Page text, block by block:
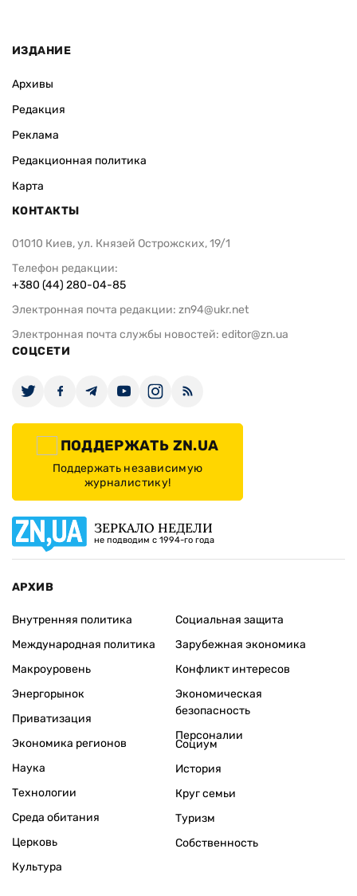
ИЗДАНИЕ
Архивы
Редакция
Реклама
Редакционная политика
Карта
КОНТАКТЫ
01010 Киев, ул. Князей Острожских, 19/1
Телефон редакции:
+380 (44) 280-04-85
Электронная почта редакции: zn94@ukr.net
Электронная почта службы новостей: editor@zn.ua
СОЦСЕТИ
ПОДДЕРЖАТЬ ZN.UA
Поддержать независимую
журналистику!
ЗЕРКАЛО НЕДЕЛИ
не подводим с 1994-го года
АРХИВ
Внутренняя политика
Международная политика
Макроуровень
Энергорынок
Приватизация
Экономика регионов
Социальная защита
Зарубежная экономика
Конфликт интересов
Экономическая
безопасность
Персоналии
Наука
Технологии
Среда обитания
Церковь
Культура
Социум
История
Круг семьи
Туризм
Собственность